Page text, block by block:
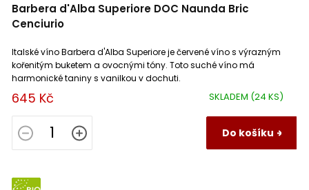
Barbera d'Alba Superiore DOC Naunda Bric
Cenciurio
SKLADEM (24 KS)
645 Kč
Do košíku
Italské víno Barbera d'Alba Superiore je červené víno s výrazným
kořenitým buketem a ovocnými tóny. Toto suché víno má
harmonické taniny s vanilkou v dochuti.